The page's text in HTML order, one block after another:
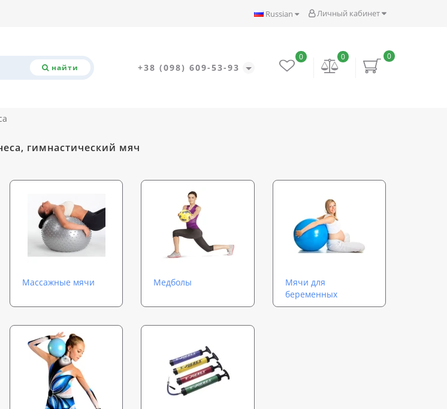
Личный кабинет
Russian
найти +38 (098) 609-53-93
0
0
0
гимнастический мяч
Массажные мячи Медболы
Мячи для
беременных